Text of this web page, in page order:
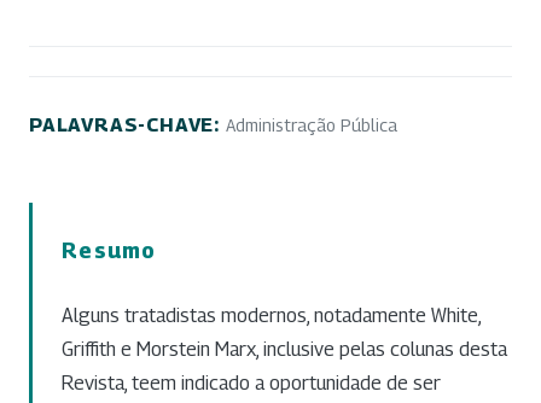
PALAVRAS-CHAVE: Administração Pública
Resumo
Alguns tratadistas modernos, notadamente White,
Griffith e Morstein Marx, inclusive pelas colunas desta
Revista, teem indicado a oportunidade de ser